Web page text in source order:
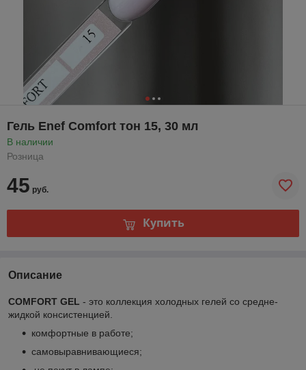
Гель Enef Comfort тон 15, 30 мл
В наличии
Розница
45 руб.
Купить
Описание
COMFORT GEL - это коллекция холодных гелей со средне-
жидкой консистенцией.
комфортные в работе;
самовыравнивающиеся;